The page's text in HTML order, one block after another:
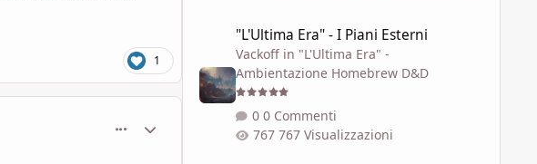
1
Statistiche Autore
"L'Ultima Era" - I Piani Esterni
Vackoffin "L'Ultima Era" -
Ambientazione Homebrew D&D
0 Commenti
767 Visualizzazioni